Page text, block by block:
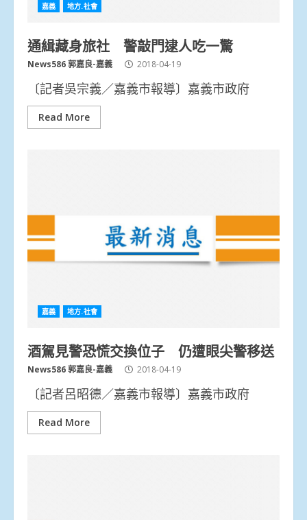
嘉義 地方.社會
通緝藏身旅社 警敲門逮人吃一驚
News586 郭嘉良-嘉義 2018-04-19
〔記者吳宗義／嘉義市報導〕嘉義市政府
Read More
嘉義 地方.社會
酒駕見警恐慌交換位子 仍遭眼尖警移送
News586 郭嘉良-嘉義 2018-04-19
〔記者呂昭德／嘉義市報導〕嘉義市政府
Read More